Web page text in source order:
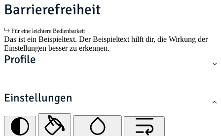
Barrierefreiheit
Für eine leichtere Bedienbarkeit
Das ist ein Beispieltext. Der Beispieltext hilft dir, die Wirkung der
Einstellungen besser zu erkennen.
Profile
Einstellungen